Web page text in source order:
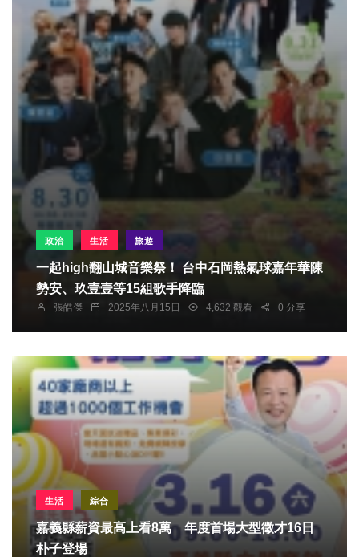
政治 生活 旅遊
一起high翻山城音樂祭！ 台中石岡熱氣球嘉年華陳
勢安、玖壹壹等15組歌手降臨
張皓傑 2025年八月15日 4,632 觀看 0 分享
生活 綜合
嘉義縣薪資最高上看8萬 年度首場大型徵才16日
朴子登場